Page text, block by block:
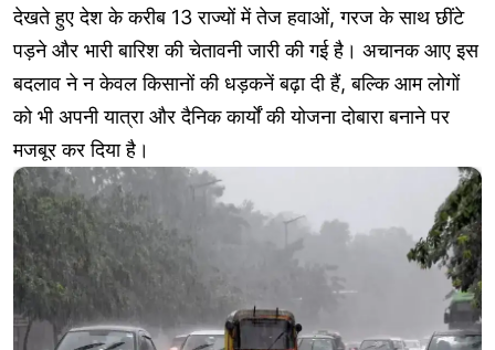
देखते हुए देश के करीब 13 राज्यों में तेज हवाओं, गरज के साथ छींटे
पड़ने और भारी बारिश की चेतावनी जारी की गई है। अचानक आए इस
बदलाव ने न केवल किसानों की धड़कनें बढ़ा दी हैं, बल्कि आम लोगों
को भी अपनी यात्रा और दैनिक कार्यों की योजना दोबारा बनाने पर
मजबूर कर दिया है।